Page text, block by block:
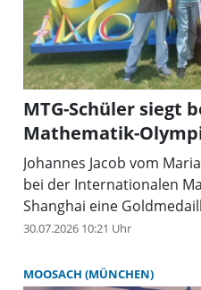
MTG-Schüler siegt
Mathematik-
Johannes Jacob vom
bei der Internationalen
Shanghai eine
30.07.2026 10:21 Uhr
MOOSACH (MÜNCHEN)